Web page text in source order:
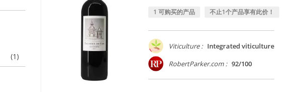
(1)
1 可购买的产品 不止1个产品享有此价！
Viticulture : Integrated viticulture
RobertParker.com : 92/100